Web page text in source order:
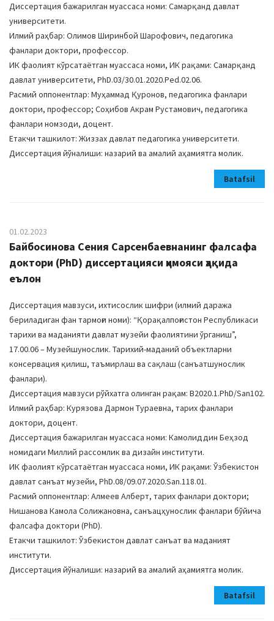
Диссертация бажарилган муассаса номи: Самарқанд давлат
университети.
Илмий раҳбар: Олимов Ширинбой Шарофович, педагогика
фанлари доктори, профессор.
ИК фаолият кўрсатаётган муассаса номи, ИК рақами: Самарқанд
давлат университети, PhD.03/30.01.2020.Ped.02.06.
Расмий оппонентлар: Муҳаммад Қуронов, педагогика фанлари
доктори, профессор; Соҳибов Aкрам Рустамович, педагогика
фанлари номзоди, доцент.
Етакчи ташкилот: Жиззах давлат педагогика университети.
Диссертация йўналиши: назарий ва амалий аҳамиятга молик.
Batafsil
01.02.2023
Байбосинова Сения Сарсенбаевнанинг фалсафа
доктори (PhD) диссертацияси ҳимояси ҳақида
еълон
Диссертация мавзуси, ихтисослик шифри (илмий даража
бериладиган фан тармоғи номи): “Қорақалпоғистон Республикаси
тарихи ва маданияти давлат музейи фаолиятини ўрганиш”,
17.00.06 – Музейшунослик. Тарихий-маданий объектларни
консервация қилиш, таъмирлаш ва сақлаш (санъатшунослик
фанлари).
Диссертация мавзуси рўйхатга олинган рақам: В2020.1.PhD/San102.
Илмий раҳбар: Курязова Дармон Тураевна, тарих фанлари
доктори, доцент.
Диссертация бажарилган муассаса номи: Камолиддин Беҳзод
номидаги Миллий рассомлик ва дизайн институти.
ИК фаолият кўрсатаётган муассаса номи, ИК рақами: Ўзбекистон
давлат санъат музейи, PhD.08/09.07.2020.San.118.01.
Расмий оппонентлар: Aлмеев Aлберт, тарих фанлари доктори;
Нишанова Камола Солижановна, санъацҳунослик фанлари бўйича
фалсафа доктори (PhD).
Етакчи ташкилот: Ўзбекистон давлат санъат ва маданият
институти.
Диссертация йўналиши: назарий ва амалий аҳамиятга молик.
Batafsil